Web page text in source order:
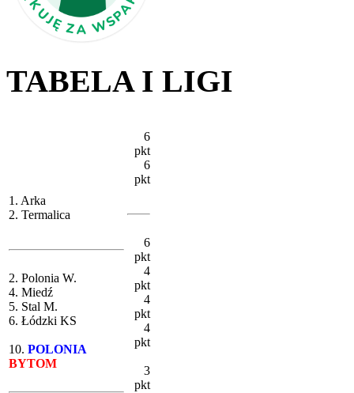
TABELA I LIGI
1. Arka
2. Termalica
2. Polonia W.
4. Miedź
5. Stal M.
6. Łódzki KS
10. POLONIA
BYTOM
6
pkt
6
pkt
6
pkt
4
pkt
4
pkt
4
pkt
3
pkt